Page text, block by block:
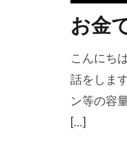
お金
こんにち
話をしま
ン等の容
[…]